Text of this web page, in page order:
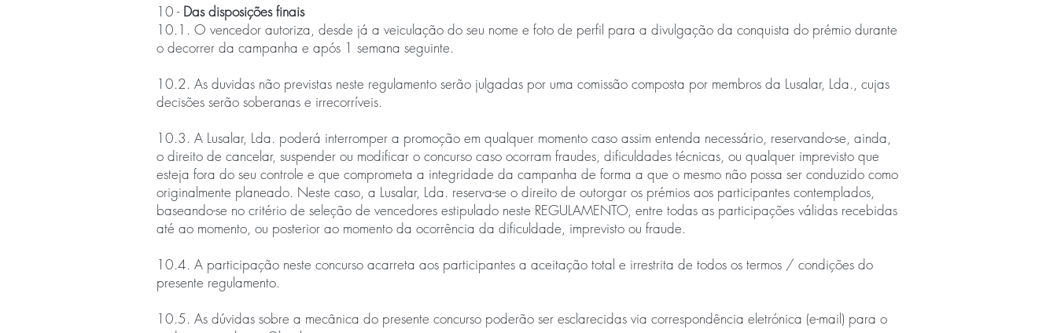
10 - Das disposições finais
10.1. O vencedor autoriza, desde já a veiculação do seu nome e foto de perfil para a divulgação da conquista do prémio durante
o decorrer da campanha e após 1 semana seguinte.
10.2. As duvidas não previstas neste regulamento serão julgadas por uma comissão composta por membros da Lusalar, Lda., cujas
decisões serão soberanas e irrecorríveis.
10.3. A Lusalar, Lda. poderá interromper a promoção em qualquer momento caso assim entenda necessário, reservando-se, ainda,
o direito de cancelar, suspender ou modificar o concurso caso ocorram fraudes, dificuldades técnicas, ou qualquer imprevisto que
esteja fora do seu controle e que comprometa a integridade da campanha de forma a que o mesmo não possa ser conduzido como
originalmente planeado. Neste caso, a Lusalar, Lda. reserva-se o direito de outorgar os prémios aos participantes contemplados,
baseando-se no critério de seleção de vencedores estipulado neste REGULAMENTO, entre todas as participações válidas recebidas
até ao momento, ou posterior ao momento da ocorrência da dificuldade, imprevisto ou fraude.
10.4. A participação neste concurso acarreta aos participantes a aceitação total e irrestrita de todos os termos / condições do
presente regulamento.
10.5. As dúvidas sobre a mecânica do presente concurso poderão ser esclarecidas via correspondência eletrónica (e-mail) para o